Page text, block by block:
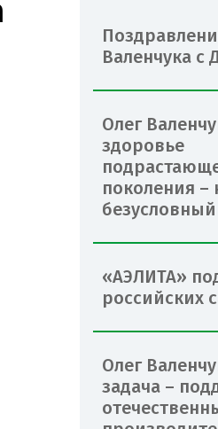
Валенчука с
Олег
здоровье
поколения –
«АЭЛИТА»
российских
Олег
задача –